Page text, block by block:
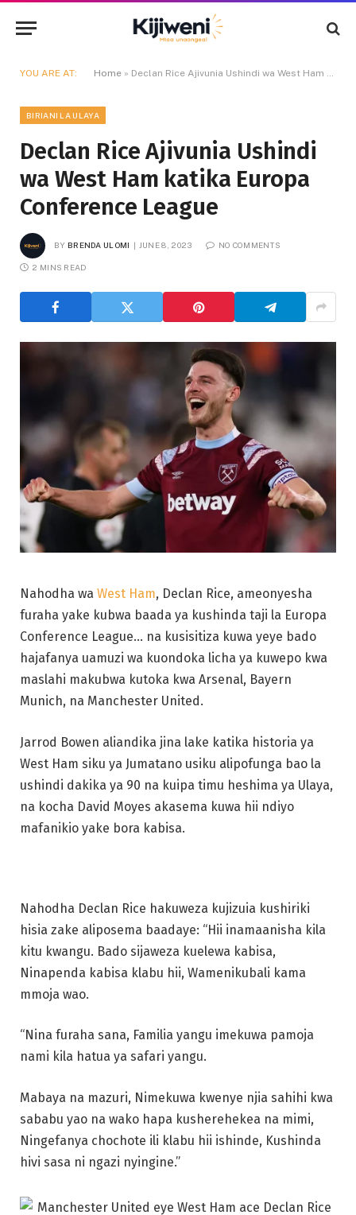
YOU ARE AT: Home » Declan Rice Ajivunia Ushindi wa West Ham katika Europa Conference League
BIRIANI LA ULAYA
Declan Rice Ajivunia Ushindi
wa West Ham katika Europa
Conference League
BY BRENDA ULOMI JUNE 8, 2023 NO COMMENTS
2 MINS READ
Nahodha wa West Ham, Declan Rice, ameonyesha
furaha yake kubwa baada ya kushinda taji la Europa
Conference League… na kusisitiza kuwa yeye bado
hajafanya uamuzi wa kuondoka licha ya kuwepo kwa
maslahi makubwa kutoka kwa Arsenal, Bayern
Munich, na Manchester United.
Jarrod Bowen aliandika jina lake katika historia ya
West Ham siku ya Jumatano usiku alipofunga bao la
ushindi dakika ya 90 na kuipa timu heshima ya Ulaya,
na kocha David Moyes akasema kuwa hii ndiyo
mafanikio yake bora kabisa.
Nahodha Declan Rice hakuweza kujizuia kushiriki
hisia zake aliposema baadaye: “Hii inamaanisha kila
kitu kwangu. Bado sijaweza kuelewa kabisa,
Ninapenda kabisa klabu hii, Wamenikubali kama
mmoja wao.
“Nina furaha sana, Familia yangu imekuwa pamoja
nami kila hatua ya safari yangu.
Mabaya na mazuri, Nimekuwa kwenye njia sahihi kwa
sababu yao na wako hapa kusherehekea na mimi,
Ningefanya chochote ili klabu hii ishinde, Kushinda
hivi sasa ni ngazi nyingine.”